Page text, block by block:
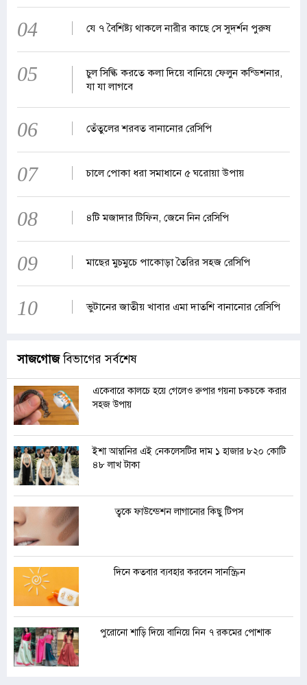
04 যে ৭ বৈশিষ্ট্য থাকলে নারীর কাছে সে সুদর্শন পুরুষ
05
চুল সিল্কি করতে কলা দিয়ে বানিয়ে ফেলুন কন্ডিশনার,
যা যা লাগবে
06 তেঁতুলের শরবত বানানোর রেসিপি
07 চালে পোকা ধরা সমাধানে ৫ ঘরোয়া উপায়
08 ৪টি মজাদার টিফিন, জেনে নিন রেসিপি
09 মাছের মুচমুচে পাকোড়া তৈরির সহজ রেসিপি
10 ভুটানের জাতীয় খাবার এমা দাতশি বানানোর রেসিপি
সাজগোজবিভাগের সর্বশেষ
একেবারে কালচে হয়ে গেলেও রুপার গয়না চকচকে করার
সহজ উপায়
ইশা আম্বানির এই নেকলেসটির দাম ১ হাজার ৮২০ কোটি
৪৮ লাখ টাকা
ত্বকে ফাউন্ডেশন লাগানোর কিছু টিপস
দিনে কতবার ব্যবহার করবেন সানস্ক্রিন
পুরোনো শাড়ি দিয়ে বানিয়ে নিন ৭ রকমের পোশাক